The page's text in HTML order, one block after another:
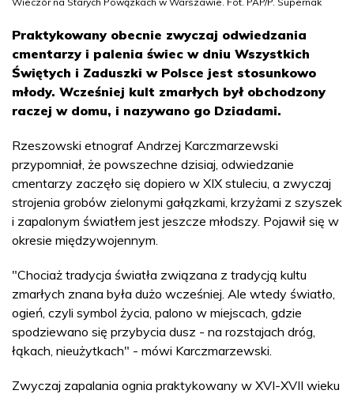
Praktykowany obecnie zwyczaj odwiedzania
cmentarzy i palenia świec w dniu Wszystkich
Świętych i Zaduszki w Polsce jest stosunkowo
młody. Wcześniej kult zmarłych był obchodzony
raczej w domu, i nazywano go Dziadami.
Rzeszowski etnograf Andrzej Karczmarzewski
przypomniał, że powszechne dzisiaj, odwiedzanie
cmentarzy zaczęło się dopiero w XIX stuleciu, a zwyczaj
strojenia grobów zielonymi gałązkami, krzyżami z szyszek
i zapalonym światłem jest jeszcze młodszy. Pojawił się w
okresie międzywojennym.
"Chociaż tradycja światła związana z tradycją kultu
zmarłych znana była dużo wcześniej. Ale wtedy światło,
ogień, czyli symbol życia, palono w miejscach, gdzie
spodziewano się przybycia dusz - na rozstajach dróg,
łąkach, nieużytkach" - mówi Karczmarzewski.
Zwyczaj zapalania ognia praktykowany w XVI-XVII wieku